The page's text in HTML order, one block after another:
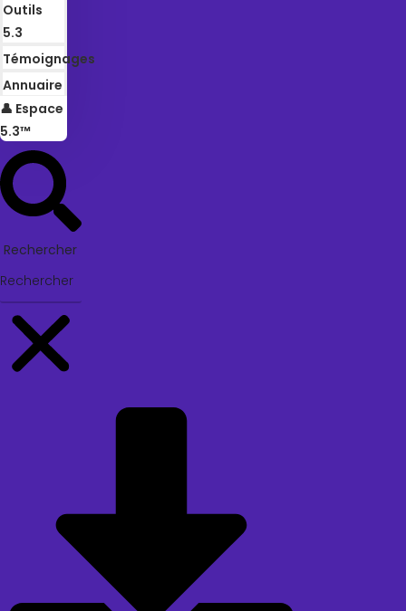
Outils
5.3
Témoignages
Annuaire
👤 Espace
5.3™
Rechercher